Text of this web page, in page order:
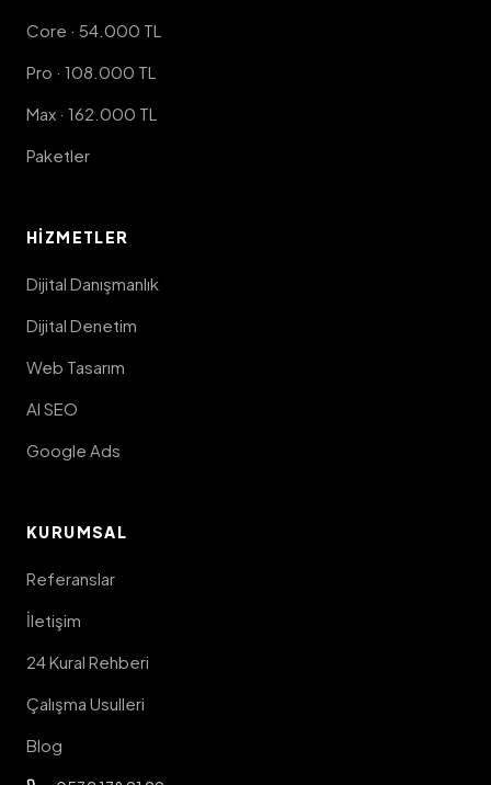
Core · 54.000 TL
Pro · 108.000 TL
Max · 162.000 TL
Paketler
HIZMETLER
Dijital Danışmanlık
Dijital Denetim
Web Tasarım
AI SEO
Google Ads
KURUMSAL
Referanslar
İletişim
24 Kural Rehberi
Çalışma Usulleri
Blog